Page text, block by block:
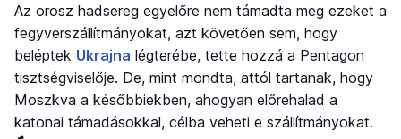
Az orosz hadsereg egyelőre nem támadta meg ezeket a
fegyverszállítmányokat, azt követően sem, hogy
beléptek Ukrajna légterébe, tette hozzá a Pentagon
tisztségviselője. De, mint mondta, attól tartanak, hogy
Moszkva a későbbiekben, ahogyan előrehalad a
katonai támadásokkal, célba veheti e szállítmányokat.